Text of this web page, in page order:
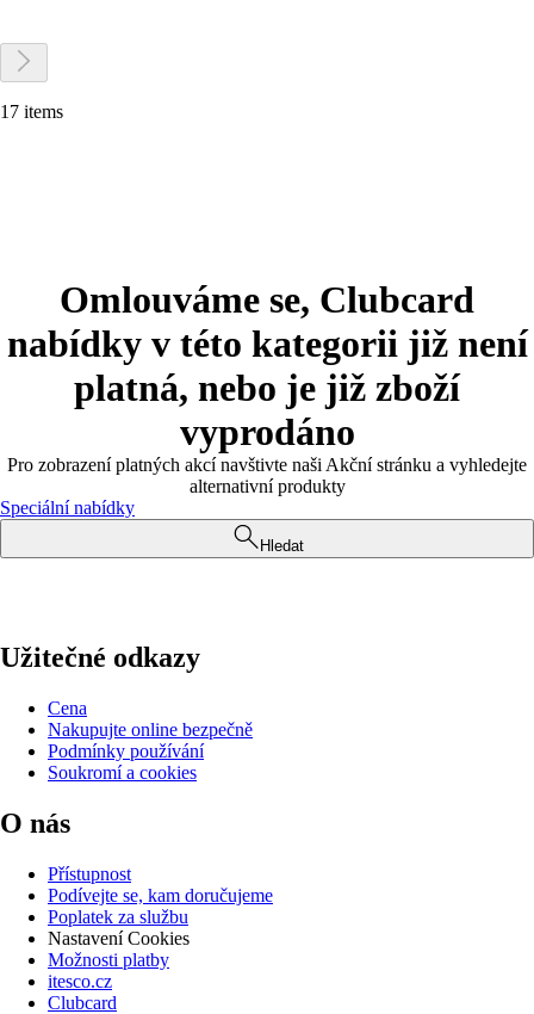
17 items
Omlouváme se, Clubcard
nabídky v této kategorii již není
platná, nebo je již zboží
vyprodáno
Pro zobrazení platných akcí navštivte naši Akční stránku a vyhledejte
alternativní produkty
Speciální nabídky
Hledat
Užitečné odkazy
Cena
Nakupujte online bezpečně
Podmínky používání
Soukromí a cookies
O nás
Přístupnost
Podívejte se, kam doručujeme
Poplatek za službu
Nastavení Cookies
Možnosti platby
itesco.cz
Clubcard